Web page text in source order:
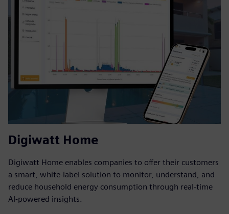
Digiwatt Home
Digiwatt Home enables companies to offer their customers
a smart, white-label solution to monitor, understand, and
reduce household energy consumption through real-time
AI-powered insights.